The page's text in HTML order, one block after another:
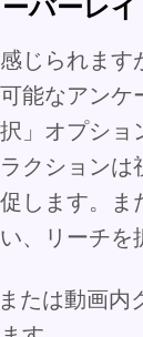
バーレイ
じられま
能なアン
」オプシ
クション
します。
、リーチを
たは動画